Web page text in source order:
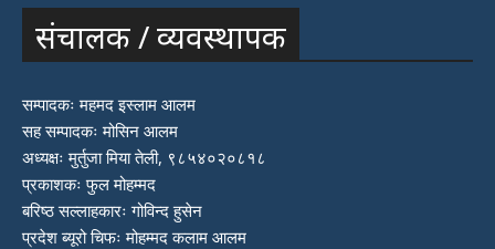
संचालक / व्यवस्थापक
सम्पादकः महमद इस्लाम आलम
सह सम्पादकः मोसिन आलम
अध्यक्षः मुर्तुजा मिया तेली, ९८५४०२०८१८
प्रकाशकः फुल मोहम्मद
बरिष्ठ सल्लाहकारः गोविन्द हुसेन
प्रदेश ब्यूरो चिफः मोहम्मद कलाम आलम